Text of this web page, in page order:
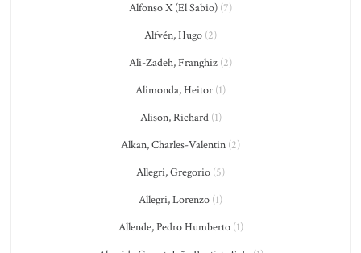
Alfonso X (El Sabio) (7)
Alfvén, Hugo (2)
Ali-Zadeh, Franghiz (2)
Alimonda, Heitor (1)
Alison, Richard(1)
Alkan, Charles-Valentin (2)
Allegri, Gregorio (5)
Allegri, Lorenzo (1)
Allende, Pedro Humberto(1)